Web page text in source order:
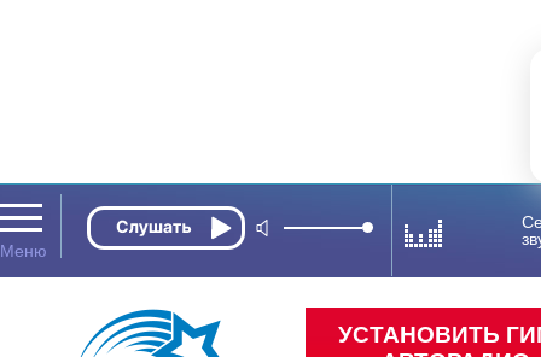
УСТАНОВИТЬ